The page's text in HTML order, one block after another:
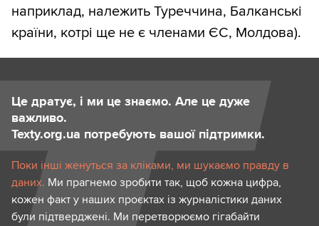
наприклад, належить Туреччина, Балканські
країни, котрі ще не є членами ЄС, Молдова).
Це дратує, і ми це знаємо. Але це дуже
важливо.
Texty.org.ua потребують вашої підтримки.
Поки інші женуться за кліками, ми шукаємо правду в
даних. Ми прагнемо зробити так, щоб кожна цифра,
кожен факт у наших проєктах із журналістики даних
були підтверджені. Ми перетворюємо гігабайти